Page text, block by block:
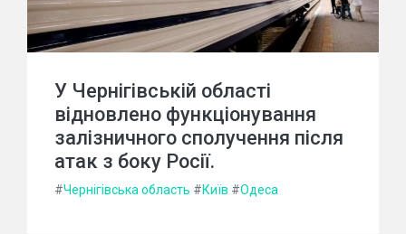
У Чернігівській області
відновлено функціонування
залізничного сполучення після
атак з боку Росії.
#Чернігівська область #Київ #Одеса